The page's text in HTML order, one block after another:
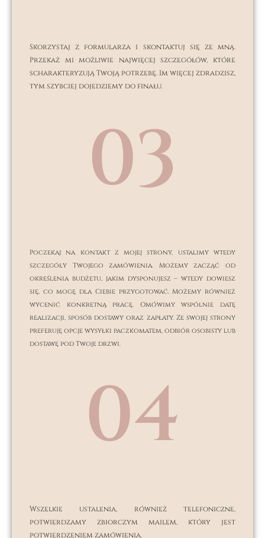
Skorzystaj z formularza i skontaktuj się ze mną.
Przekaż mi możliwie najwięcej szczegółów, które
scharakteryzują Twoją potrzebę. Im więcej zdradzisz,
tym szybciej dojedziemy do finału.
03
Poczekaj na kontakt z mojej strony, ustalimy wtedy
szczegóły Twojego zamówienia. Możemy zacząć od
określenia budżetu, jakim dysponujesz – wtedy dowiesz
się, co mogę dla Ciebie przygotować. Możemy również
wycenić konkretną pracę. Omówimy wspólnie datę
realizacji, sposób dostawy oraz zapłaty. Ze swojej strony
preferuję opcje wysyłki paczkomatem, odbiór osobisty lub
dostawę pod Twoje drzwi.
04
Wszelkie ustalenia, również telefoniczne,
potwierdzamy zbiorczym mailem, który jest
potwierdzeniem zamówienia.